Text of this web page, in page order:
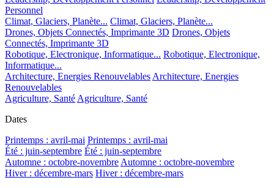
Personnel
Climat, Glaciers, Planète... Climat, Glaciers, Planète...
Drones, Objets Connectés, Imprimante 3D Drones, Objets
Connectés, Imprimante 3D
Robotique, Electronique, Informatique... Robotique, Electronique,
Informatique...
Architecture, Energies RenouvelablesArchitecture, Energies
Renouvelables
Agriculture, SantéAgriculture, Santé
Dates
Printemps : avril-mai Printemps : avril-mai
Été : juin-septembre Été : juin-septembre
Automne : octobre-novembreAutomne : octobre-novembre
Hiver : décembre-mars Hiver : décembre-mars